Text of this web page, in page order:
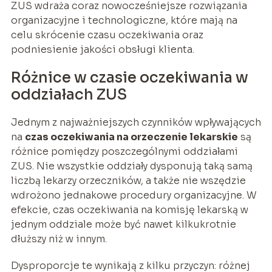
ZUS wdraża coraz nowocześniejsze rozwiązania
organizacyjne i technologiczne, które mają na
celu skrócenie czasu oczekiwania oraz
podniesienie jakości obsługi klienta.
Różnice w czasie oczekiwania w
oddziałach ZUS
Jednym z najważniejszych czynników wpływających
na czas oczekiwania na orzeczenie lekarskie są
różnice pomiędzy poszczególnymi oddziałami
ZUS. Nie wszystkie oddziały dysponują taką samą
liczbą lekarzy orzeczników, a także nie wszędzie
wdrożono jednakowe procedury organizacyjne. W
efekcie, czas oczekiwania na komisję lekarską w
jednym oddziale może być nawet kilkukrotnie
dłuższy niż w innym.
Dysproporcje te wynikają z kilku przyczyn: różnej